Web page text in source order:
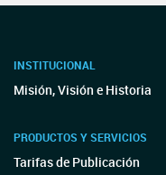
INSTITUCIONAL
Misión, Visión e Historia
PRODUCTOS Y SERVICIOS
Tarifas de Publicación